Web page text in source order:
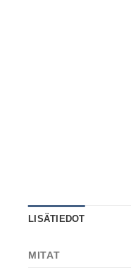
LISÄTIEDOT
MITAT